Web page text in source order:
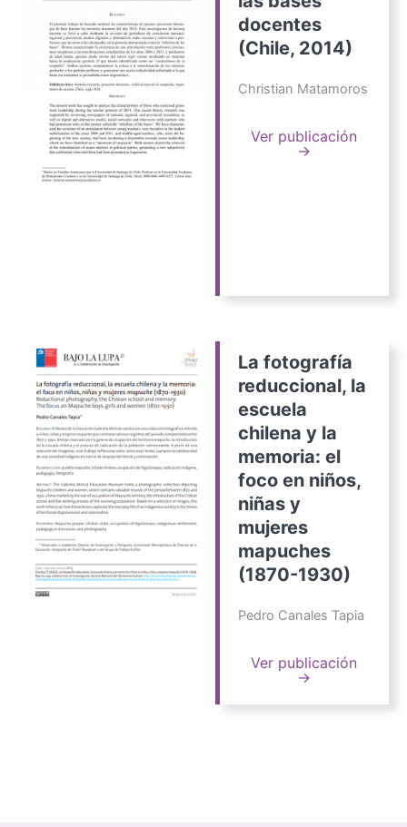
docentes
(Chile, 2014)
Christian Matamoros
Ver publicación
→
La fotografía
reduccional, la
escuela
chilena y la
memoria: el
foco en niños,
niñas y
mujeres
mapuches
(1870-1930)
Pedro Canales Tapia
Ver publicación
→